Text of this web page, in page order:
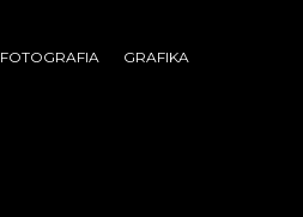
FOTOGRAFIA GRAFIKA